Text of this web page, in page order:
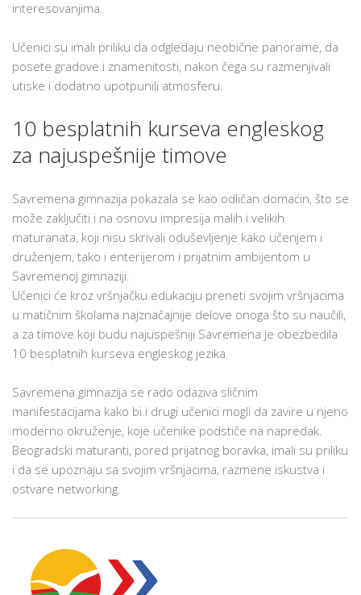
interesovanjima.
Učenici su imali priliku da odgledaju neobične panorame, da
posete gradove i znamenitosti, nakon čega su razmenjivali
utiske i dodatno upotpunili atmosferu.
10 besplatnih kurseva engleskog
za najuspešnije timove
Savremena gimnazija pokazala se kao odličan domaćin, što se
može zaključiti i na osnovu impresija malih i velikih
maturanata, koji nisu skrivali oduševljenje kako učenjem i
druženjem, tako i enterijerom i prijatnim ambijentom u
Savremenoj gimnaziji.
Učenici će kroz vršnjačku edukaciju preneti svojim vršnjacima
u matičnim školama najznačajnije delove onoga što su naučili,
a za timove koji budu najuspešniji Savremena je obezbedila
10 besplatnih kurseva engleskog jezika.
Savremena gimnazija se rado odaziva sličnim
manifestacijama kako bi i drugi učenici mogli da zavire u njeno
moderno okruženje, koje učenike podstiče na napredak.
Beogradski maturanti, pored prijatnog boravka, imali su priliku
i da se upoznaju sa svojim vršnjacima, razmene iskustva i
ostvare networking.